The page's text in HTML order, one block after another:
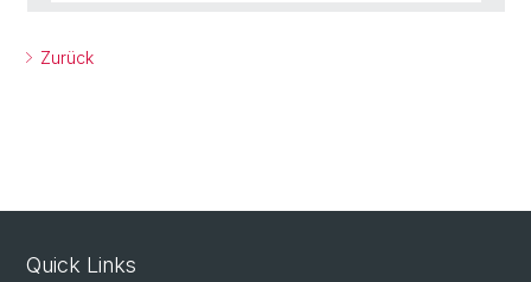
Zurück
Quick Links